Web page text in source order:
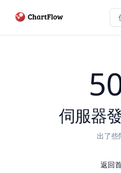
伺服器
出了些
返回